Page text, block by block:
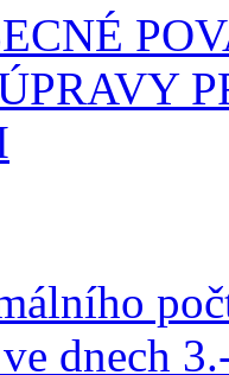
dnech